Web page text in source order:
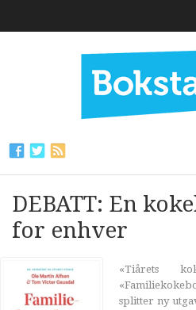
DEBATT: En
for enhver
«Tiårets
splitter ny